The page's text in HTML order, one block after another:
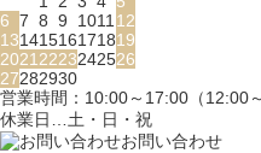
6 7 8 9 101112
13141516171819
20212223242526
27282930
営業時間：10:00～17:00（12:00
休業日…土・日・祝
お問い合わせ